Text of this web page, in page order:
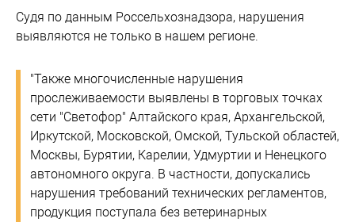
Судя по данным Россельхознадзора, нарушения
выявляются не только в нашем регионе.
"Также многочисленные нарушения
прослеживаемости выявлены в торговых точках
сети "Светофор" Алтайского края, Архангельской,
Иркутской, Московской, Омской, Тульской областей,
Москвы, Бурятии, Карелии, Удмуртии и Ненецкого
автономного округа. В частности, допускались
нарушения требований технических регламентов,
продукция поступала без ветеринарных